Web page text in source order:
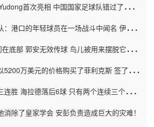
首次亮相 中国国家足球队错过了世界
港口的年轻球员在一场战斗中闻名 伊万放
底部 郭安无效传球 鸟儿被用来摆脱它
5200万美元的价格购买了菲利克斯 签了7年
胜 海拉德落后6球 只有两个连续三个连续
除了皇家学会 安彭负责造成巨大的灾难！